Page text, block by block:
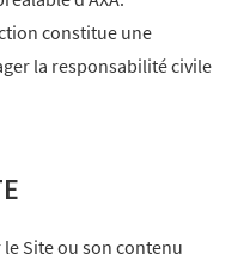
constitue une
la responsabilité civile
Site ou son contenu